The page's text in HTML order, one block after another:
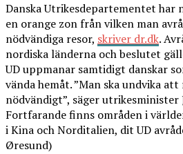
Danska Utrikesdepartementet har
en orange zon från vilken man
nödvändiga resor, skriver dr.dk.
nordiska länderna och beslutet
UD uppmanar samtidigt danskar
vända hemåt. ”Man ska undvika
nödvändigt”, säger utrikesminister
Fortfarande finns områden i
i Kina och Norditalien, dit UD
Øresund)